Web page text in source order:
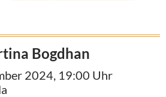
Bogdhan
2024, 19:00 Uhr